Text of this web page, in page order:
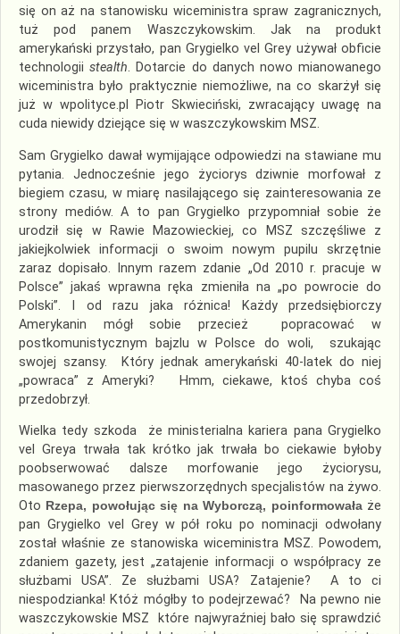
się on aż na stanowisku wiceministra spraw zagranicznych,
tuż pod panem Waszczykowskim. Jak na produkt
amerykański przystało, pan Grygielko vel Grey używał obficie
technologiistealth. Dotarcie do danych nowo mianowanego
wiceministra było praktycznie niemożliwe, na co skarżył się
już w wpolityce.pl Piotr Skwieciński, zwracający uwagę na
cuda niewidy dziejące się w waszczykowskim MSZ.
Sam Grygielko dawał wymijające odpowiedzi na stawiane mu
pytania. Jednocześnie jego życiorys dziwnie morfował z
biegiem czasu, w miarę nasilającego się zainteresowania ze
strony mediów. A to pan Grygielko przypomniał sobie że
urodził się w Rawie Mazowieckiej, co MSZ szczęśliwe z
jakiejkolwiek informacji o swoim nowym pupilu skrzętnie
zaraz dopisało. Innym razem zdanie „Od 2010 r. pracuje w
Polsce” jakaś wprawna ręka zmieniła na „po powrocie do
Polski”. I od razu jaka różnica! Każdy przedsiębiorczy
Amerykanin mógł sobie przecież popracować w
postkomunistycznym bajzlu w Polsce do woli, szukając
swojej szansy. Który jednak amerykański 40-latek do niej
„powraca” z Ameryki? Hmm, ciekawe, ktoś chyba coś
przedobrzył.
Wielka tedy szkoda że ministerialna kariera pana Grygielko
vel Greya trwała tak krótko jak trwała bo ciekawie byłoby
poobserwować dalsze morfowanie jego życiorysu,
masowanego przez pierwszorzędnych specjalistów na żywo.
Oto Rzepa, powołując się na Wyborczą, poinformowałaże
pan Grygielko vel Grey w pół roku po nominacji odwołany
został właśnie ze stanowiska wiceministra MSZ. Powodem,
zdaniem gazety, jest „zatajenie informacji o współpracy ze
służbami USA”. Ze służbami USA? Zatajenie? A to ci
niespodzianka! Któż mógłby to podejrzewać? Na pewno nie
waszczykowskie MSZ które najwyraźniej bało się sprawdzić